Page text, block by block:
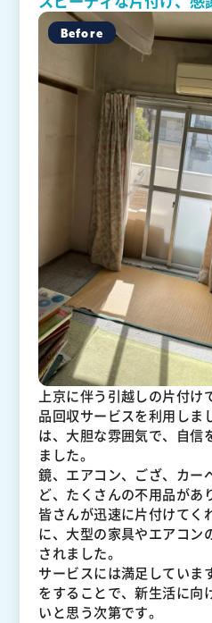
上京に伴う引越しの片付け
品回収サービスを利用しま
は、大胆な雰囲気で、自信
ました。
鏡、エアコン、ござ、カー
ど、たくさんの不用品があ
皆さんが迅速に片付けてく
に、大型の家具やエアコン
されました。
サービスには満足していま
をすることで、新生活に向
いと思う次第です。